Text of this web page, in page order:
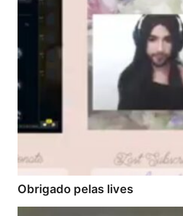
Obrigado pelas lives